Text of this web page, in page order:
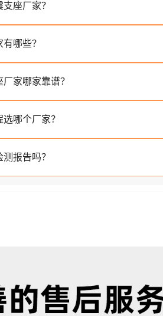
座厂家？
哪些？
家哪家靠谱？
哪个厂家？
报告吗？